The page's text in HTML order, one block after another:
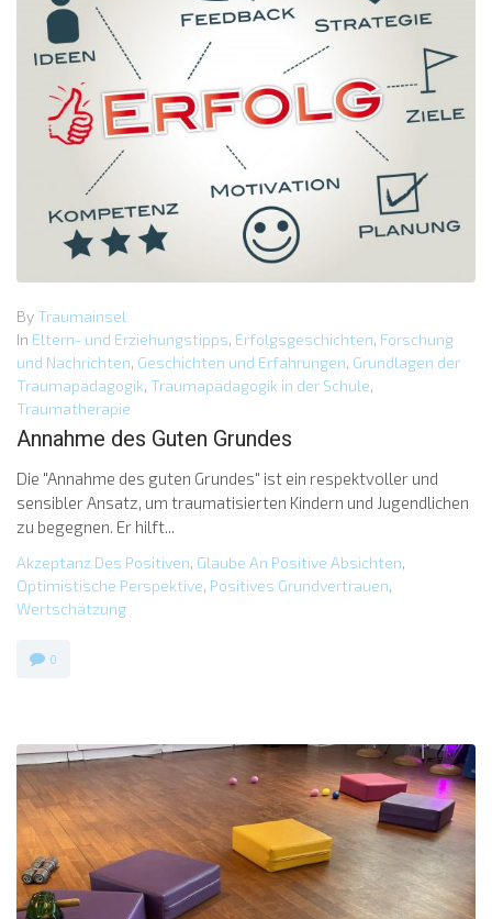
By Traumainsel
In Eltern- und Erziehungstipps, Erfolgsgeschichten, Forschung
und Nachrichten, Geschichten und Erfahrungen, Grundlagen der
Traumapädagogik, Traumapädagogik in der Schule,
Traumatherapie
Annahme des Guten Grundes
Die "Annahme des guten Grundes" ist ein respektvoller und
sensibler Ansatz, um traumatisierten Kindern und Jugendlichen
zu begegnen. Er hilft...
Akzeptanz Des Positiven, Glaube An Positive Absichten,
Optimistische Perspektive, Positives Grundvertrauen,
Wertschätzung
0